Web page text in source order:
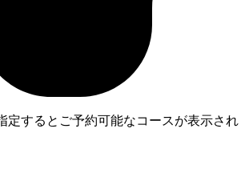
定するとご予約可能なコースが表示され